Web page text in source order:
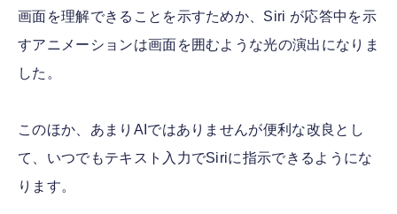
画面を理解できることを示すためか、Siri が応答中を示
すアニメーションは画面を囲むような光の演出になりま
した。
このほか、あまりAIではありませんが便利な改良とし
て、いつでもテキスト入力でSiriに指示できるようにな
ります。